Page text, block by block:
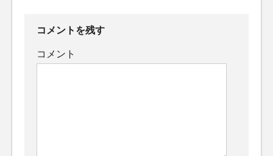
コメントを残す
コメント